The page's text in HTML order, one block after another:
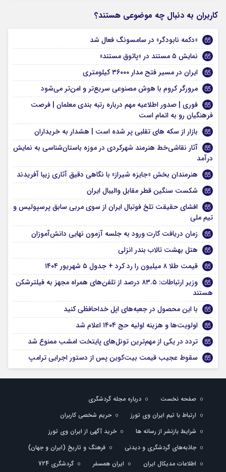
کاربران به دنبال چه موضوعی هستند؟
«دکمه نابودگر» در سامسونگ فعال شد
نمایش ۵ مستند در «پاتوق مستند»
ایران در مسیر فتح مدار ۳۶۰۰۰ کیلومتری
مرورگر کروم با هوش مصنوعی سریع‌تر و امن‌تر می‌شود
فوری | صدور اطلاعیه مهم درباره رتبه بندی معلمان | فرصت
فرهنگیان رو به اتمام است
بازار از سکه های تقلبی پر شده است | هشدار به خریداران
آثار نقاشی‌‎خط هنرمند شهرکردی در موزه باستان‌شناسی به نمایش
درآمد
هنرمندان بخش «جایزه شیراز» با نگاهی دقیق آثاری زیبا آفریدند
شکست سنگین قطر مقابل والیبال ایران
افشای حقیقت تلخ فوتبال ایران از سوی مربی سابق پرسپولیس و
تیم ملی
زمان دریافت کارت ورود به جلسه آزمون نهایی دانش‌آموزان
هتل بهشت تالاب بندر انزلی
قیمت طلا ۸ میلیون را رد کرد + جدول ۵ شهریور ۱۴۰۴
وزیر ارتباطات: ​۸۳.۵ درصد از تلفن‌های همراه مجهز به فیلترشکن
هستند
با این محصول در جعبه‌های اپل خداحافظی کنید
اولویت‌ها و هزینه اولیه حج ۱۴۰۴ اعلام شد
تردد در یکی از مهم‌ترین تونل‌های پایتخت امشب ممنوع شد
سقوط عجیب قیمت بیت‌کوین پس از دستور اجرایی ترامپ
صفحه نخست
درباره مجله گردشگری
ارتباط با تیم ایران وی تورز
حریم شخصی کاربران
شرایط بازنشر از رسانه ها
خرید آگهی از ایران وی تورز
جاذبه‌های گردشگری و دیدنی
فرهنگ و تاریخ (ایران و جهان)
اطلاعات مدیکال ایران
ایران همسفر گردشگری 724